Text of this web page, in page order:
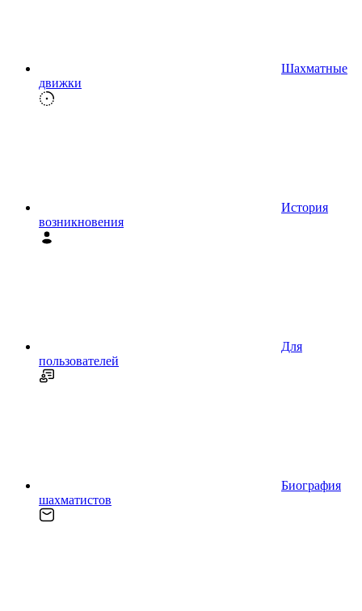
Шахматные
движки
История
возникновения
Для
пользователей
Биография
шахматистов